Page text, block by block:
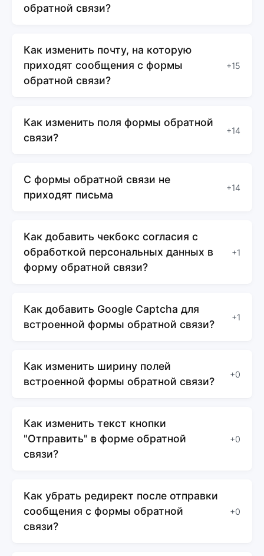
обратной связи?
Как изменить почту, на которую
приходят сообщения с формы
обратной связи?
+15
Как изменить поля формы обратной
связи?
+14
C формы обратной связи не
приходят письма
+14
Как добавить чекбокс согласия с
обработкой персональных данных в
форму обратной связи?
+1
Как добавить Google Captcha для
встроенной формы обратной связи?
+1
Как изменить ширину полей
встроенной формы обратной связи?
+0
Как изменить текст кнопки
"Отправить" в форме обратной
связи?
+0
Как убрать редирект после отправки
сообщения с формы обратной
связи?
+0